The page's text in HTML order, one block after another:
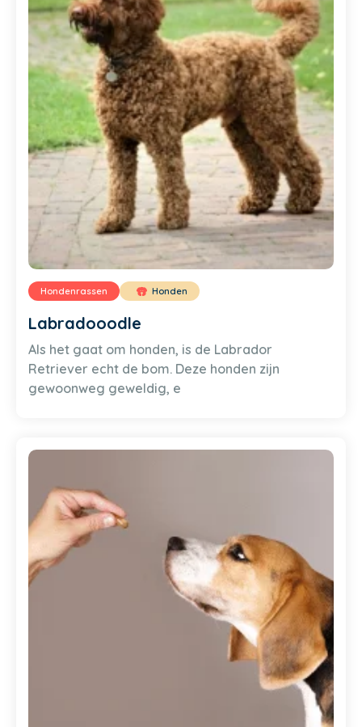
Hondenrassen Honden
Labradooodle
Als het gaat om honden, is de Labrador
Retriever echt de bom. Deze honden zijn
gewoonweg geweldig, e